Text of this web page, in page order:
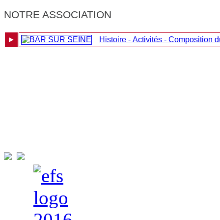
NOTRE ASSOCIATION
► Histoire - Activités - Composition